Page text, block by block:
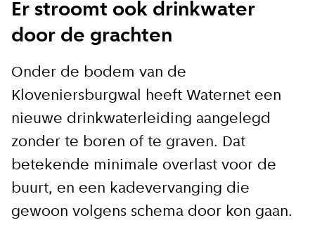
Hoe vaak wil je van ons horen:
Bij elk nieuw artikel
Wekelijks
Maandelijks
Ik ga akkoord met de
privacy voorwaarden
Er stroomt ook drinkwater
door de grachten
Onder de bodem van de
Kloveniersburgwal heeft Waternet een
nieuwe drinkwaterleiding aangelegd
zonder te boren of te graven. Dat
betekende minimale overlast voor de
buurt, en een kadevervanging die
gewoon volgens schema door kon gaan.